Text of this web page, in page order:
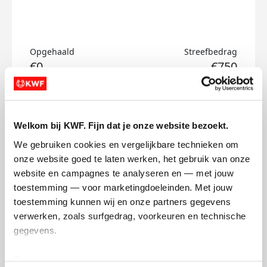
Welkom bij KWF. Fijn dat je onze website bezoekt.
We gebruiken cookies en vergelijkbare technieken om
onze website goed te laten werken, het gebruik van onze
website en campagnes te analyseren en — met jouw
toestemming — voor marketingdoeleinden. Met jouw
toestemming kunnen wij en onze partners gegevens
verwerken, zoals surfgedrag, voorkeuren en technische
gegevens.
Opgehaald
€0
Streefbedrag
€750
Doneer
Ramón's badges